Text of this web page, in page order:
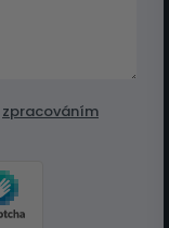
zpracováním